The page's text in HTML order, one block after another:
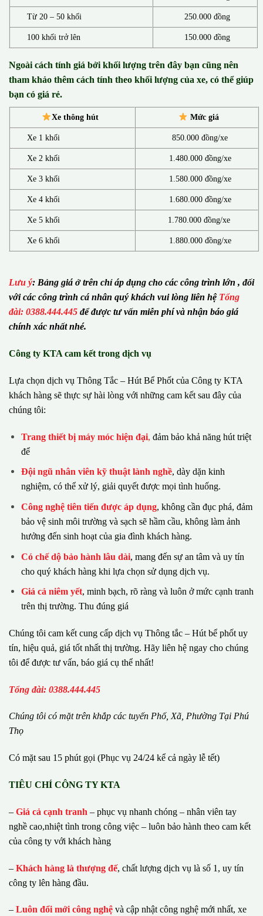
Từ 20 – 50 khối 250.000 đồng
100 khối trở lên 150.000 đồng
Ngoài cách tính giá bởi khối lượng trên đây bạn cũng nên
tham khảo thêm cách tính theo khối lượng của xe, có thể giúp
bạn có giá rẻ.
Xe thông hút Mức giá
Xe 1 khối 850.000 đồng/xe
Xe 2 khối 1.480.000 đồng/xe
Xe 3 khối 1.580.000 đồng/xe
Xe 4 khối 1.680.000 đồng/xe
Xe 5 khối 1.780.000 đồng/xe
Xe 6 khối 1.880.000 đồng/xe
Lưu ý: Bảng giá ở trên chỉ áp dụng cho các công trình lớn , đối
với các công trình cá nhân quý khách vui lòng liên hệ Tổng
đài: 0388.444.445 để được tư vấn miễn phí và nhận báo giá
chính xác nhất nhé.
Công ty KTA cam kết trong dịch vụ
Lựa chọn dịch vụ Thông Tắc – Hút Bể Phốt của Công ty KTA
khách hàng sẽ thực sự hài lòng với những cam kết sau đây của
chúng tôi:
Trang thiết bị máy móc hiện đại, đảm bảo khả năng hút triệt
để
Đội ngũ nhân viên kỹ thuật lành nghề, dày dặn kinh
nghiệm, có thể xử lý, giải quyết được mọi tình huống.
Công nghệ tiên tiến được áp dụng, không cần đục phá, đảm
bảo vệ sinh môi trường và sạch sẽ hầm cầu, không làm ảnh
hưởng đến sinh hoạt của gia đình khách hàng.
Có chế dộ bảo hành lâu dài, mang đến sự an tâm và uy tín
cho quý khách hàng khi lựa chọn sử dụng dịch vụ.
Giá cả niêm yết, minh bạch, rõ ràng và luôn ở mức cạnh tranh
trên thị trường. Thu đúng giá
Chúng tôi cam kết cung cấp dịch vụ Thông tắc – Hút bể phốt uy
tín, hiệu quả, giá tốt nhất thị trường. Hãy liên hệ ngay cho chúng
tôi để được tư vấn, báo giá cụ thể nhất!
Tổng đài: 0388.444.445
Chúng tôi có mặt trên khắp các tuyến Phố, Xã, Phường Tại Phú
Thọ
Có mặt sau 15 phút gọi (Phục vụ 24/24 kể cả ngày lễ tết)
TIÊU CHÍ CÔNG TY KTA
– Giá cả cạnh tranh – phục vụ nhanh chóng – nhân viên tay
nghề cao,nhiệt tình trong công việc – luôn bảo hành theo cam kết
của công ty với khách hàng
– Khách hàng là thượng đế, chất lượng dịch vụ là số 1, uy tín
công ty lên hàng đầu.
– Luôn đổi mới công nghệ và cập nhật công nghệ mới nhất, xe